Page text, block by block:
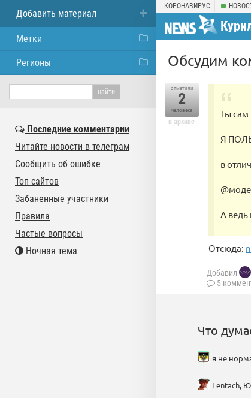
КОРОНАВИРУС
Обсудим
отметили
2
человека
в архиве
Ты сам
Я
в
А ведь
Отсюда:
Добавил
5
Что
я не
Lentach,
Добавить материал
Метки
Регионы
Последние комментарии
Читайте новости в телеграм
Сообщить об ошибке
Топ сайтов
Забаненные участники
Правила
Частые вопросы
Ночная тема